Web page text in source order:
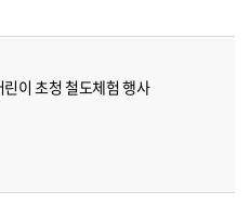
이 초청 철도체험 행사